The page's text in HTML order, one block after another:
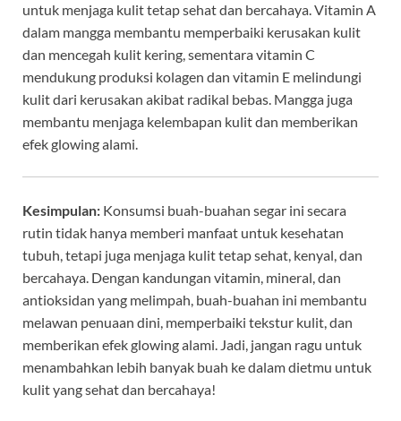
untuk menjaga kulit tetap sehat dan bercahaya. Vitamin A
dalam mangga membantu memperbaiki kerusakan kulit
dan mencegah kulit kering, sementara vitamin C
mendukung produksi kolagen dan vitamin E melindungi
kulit dari kerusakan akibat radikal bebas. Mangga juga
membantu menjaga kelembapan kulit dan memberikan
efek glowing alami.
Kesimpulan: Konsumsi buah-buahan segar ini secara
rutin tidak hanya memberi manfaat untuk kesehatan
tubuh, tetapi juga menjaga kulit tetap sehat, kenyal, dan
bercahaya. Dengan kandungan vitamin, mineral, dan
antioksidan yang melimpah, buah-buahan ini membantu
melawan penuaan dini, memperbaiki tekstur kulit, dan
memberikan efek glowing alami. Jadi, jangan ragu untuk
menambahkan lebih banyak buah ke dalam dietmu untuk
kulit yang sehat dan bercahaya!